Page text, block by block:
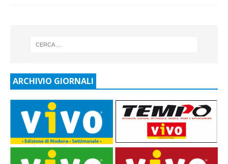
ARCHIVIO GIORNALI